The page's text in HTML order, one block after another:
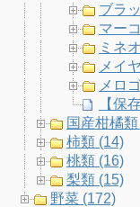
ブラ
マー
ミネ
メイ
メロ
【保
国産柑橘
柿類 (14)
桃類 (16)
梨類 (15)
野菜 (172)